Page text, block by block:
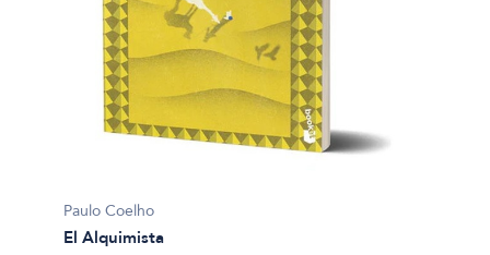
Paulo Coelho
El Alquimista